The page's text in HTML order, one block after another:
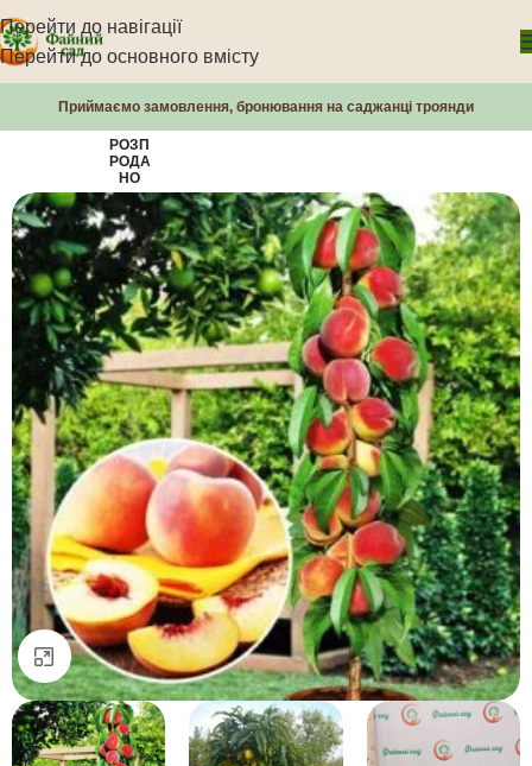
Перейти до навігації
Перейти до основного вмісту
Приймаємо замовлення, бронювання на саджанці троянди
РОЗП
РОДА
НО
Натисніть, щоб збільшити